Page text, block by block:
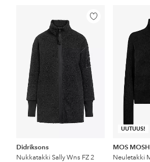
Lisää
Didriksons
Nukkatakki Sally Wns FZ 2
UUTUUS!
MOS MOSH